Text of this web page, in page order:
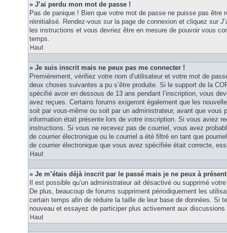
» J’ai perdu mon mot de passe !
Pas de panique ! Bien que votre mot de passe ne puisse pas être
réinitialisé. Rendez-vous sur la page de connexion et cliquez sur
les instructions et vous devriez être en mesure de pouvoir vous
temps.
Haut
» Je suis inscrit mais ne peux pas me connecter !
Premièrement, vérifiez votre nom d’utilisateur et votre mot de
deux choses suivantes a pu s’être produite. Si le support de la
spécifié avoir en dessous de 13 ans pendant l’inscription, vous
avez reçues. Certains forums exigeront également que les
soit par vous-même ou soit par un administrateur, avant que vous
information était présente lors de votre inscription. Si vous aviez
instructions. Si vous ne recevez pas de courriel, vous avez
de courrier électronique ou le courriel a été filtré en tant que
de courrier électronique que vous avez spécifiée était correcte,
Haut
» Je m’étais déjà inscrit par le passé mais je ne peux à
Il est possible qu’un administrateur ait désactivé ou supprimé
De plus, beaucoup de forums suppriment périodiquement les
certain temps afin de réduire la taille de leur base de données. Si
nouveau et essayez de participer plus activement aux
Haut